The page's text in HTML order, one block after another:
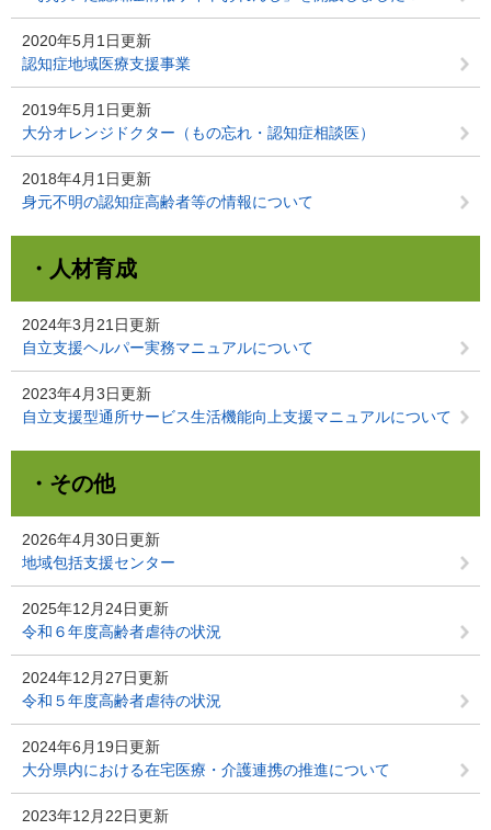
2020年5月1日更新
認知症地域医療支援事業
2019年5月1日更新
大分オレンジドクター（もの忘れ・認知症相談医）
2018年4月1日更新
身元不明の認知症高齢者等の情報について
・人材育成
2024年3月21日更新
自立支援ヘルパー実務マニュアルについて
2023年4月3日更新
自立支援型通所サービス生活機能向上支援マニュアルについて
・その他
2026年4月30日更新
地域包括支援センター
2025年12月24日更新
令和６年度高齢者虐待の状況
2024年12月27日更新
令和５年度高齢者虐待の状況
2024年6月19日更新
大分県内における在宅医療・介護連携の推進について
2023年12月22日更新